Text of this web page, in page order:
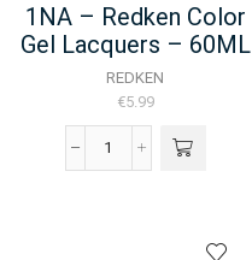
1NA – Redken Color
Gel Lacquers – 60ML
REDKEN
€5.99
1NA